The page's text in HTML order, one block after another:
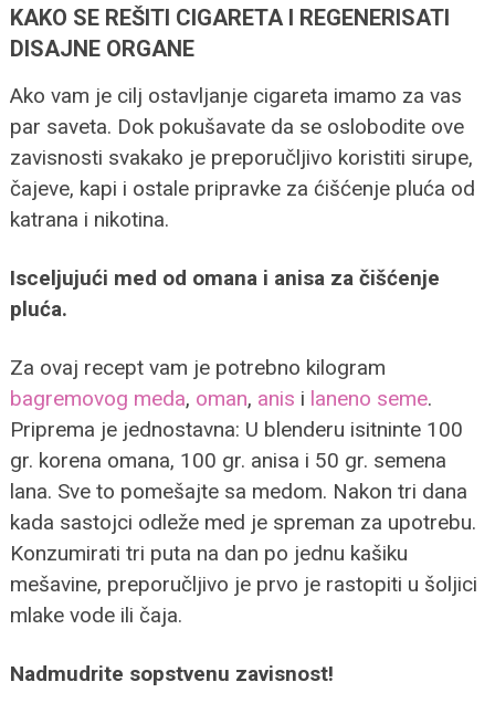
KAKO SE REŠITI CIGARETA I REGENERISATI
DISAJNE ORGANE
Ako vam je cilj ostavljanje cigareta imamo za vas
par saveta. Dok pokušavate da se oslobodite ove
zavisnosti svakako je preporučljivo koristiti sirupe,
čajeve, kapi i ostale pripravke za ćišćenje pluća od
katrana i nikotina.
Isceljujući med od omana i anisa za čišćenje
pluća.
Za ovaj recept vam je potrebno kilogram
bagremovog meda, oman, anis i laneno seme.
Priprema je jednostavna: U blenderu isitninte 100
gr. korena omana, 100 gr. anisa i 50 gr. semena
lana. Sve to pomešajte sa medom. Nakon tri dana
kada sastojci odleže med je spreman za upotrebu.
Konzumirati tri puta na dan po jednu kašiku
mešavine, preporučljivo je prvo je rastopiti u šoljici
mlake vode ili čaja.
Nadmudrite sopstvenu zavisnost!